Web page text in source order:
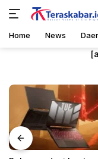
Home News
Umum Rabu, 16